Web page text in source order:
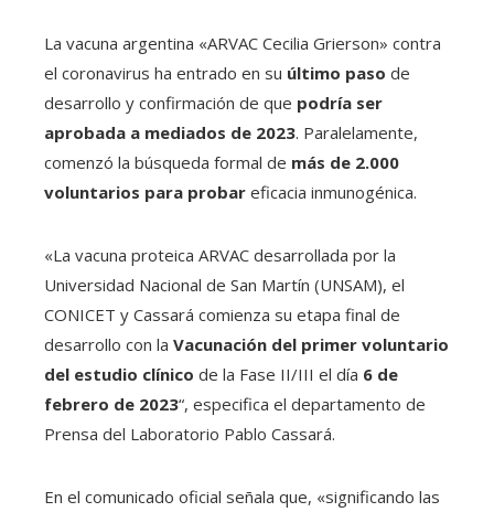
La vacuna argentina «ARVAC Cecilia Grierson» contra
el coronavirus ha entrado en su último paso de
desarrollo y confirmación de que podría ser
aprobada a mediados de 2023. Paralelamente,
comenzó la búsqueda formal de más de 2.000
voluntarios para probar eficacia inmunogénica.
«La vacuna proteica ARVAC desarrollada por la
Universidad Nacional de San Martín (UNSAM), el
CONICET y Cassará comienza su etapa final de
desarrollo con la Vacunación del primer voluntario
del estudio clínico de la Fase II/III el día 6 de
febrero de 2023“, especifica el departamento de
Prensa del Laboratorio Pablo Cassará.
En el comunicado oficial señala que, «significando las